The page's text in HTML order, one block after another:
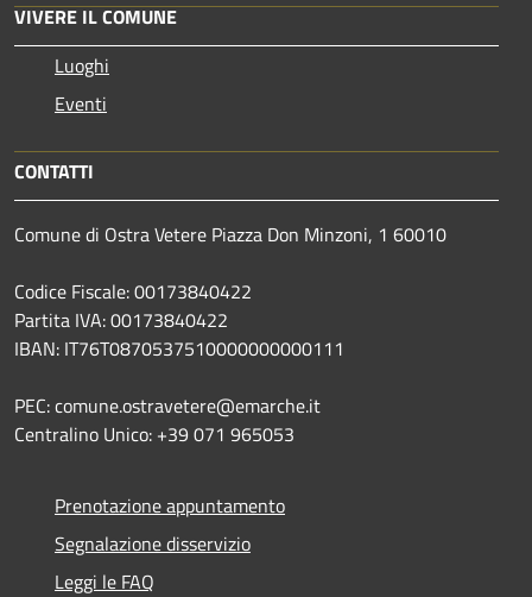
VIVERE IL COMUNE
Luoghi
Eventi
CONTATTI
Comune di Ostra Vetere Piazza Don Minzoni, 1 60010
Codice Fiscale: 00173840422
Partita IVA: 00173840422
IBAN: IT76T0870537510000000000111
PEC: comune.ostravetere@emarche.it
Centralino Unico: +39 071 965053
Prenotazione appuntamento
Segnalazione disservizio
Leggi le FAQ